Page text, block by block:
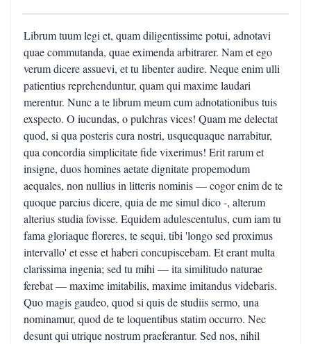
Librum tuum legi et, quam diligentissime potui, adnotavi
quae commutanda, quae eximenda arbitrarer. Nam et ego
verum dicere assuevi, et tu libenter audire. Neque enim ulli
patientius reprehenduntur, quam qui maxime laudari
merentur. Nunc a te librum meum cum adnotationibus tuis
exspecto. O iucundas, o pulchras vices! Quam me delectat
quod, si qua posteris cura nostri, usquequaque narrabitur,
qua concordia simplicitate fide vixerimus! Erit rarum et
insigne, duos homines aetate dignitate propemodum
aequales, non nullius in litteris nominis — cogor enim de te
quoque parcius dicere, quia de me simul dico -, alterum
alterius studia fovisse. Equidem adulescentulus, cum iam tu
fama gloriaque floreres, te sequi, tibi 'longo sed proximus
intervallo' et esse et haberi concupiscebam. Et erant multa
clarissima ingenia; sed tu mihi — ita similitudo naturae
ferebat — maxime imitabilis, maxime imitandus videbaris.
Quo magis gaudeo, quod si quis de studiis sermo, una
nominamur, quod de te loquentibus statim occurro. Nec
desunt qui utrique nostrum praeferantur. Sed nos, nihil